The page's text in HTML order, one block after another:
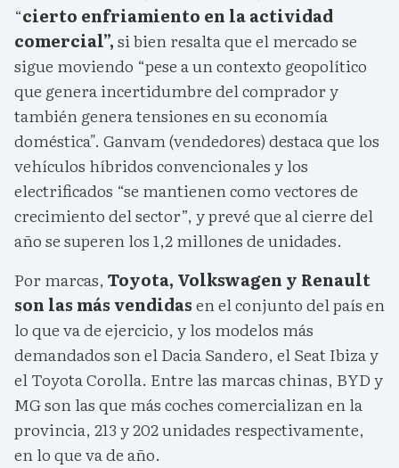
“cierto enfriamiento en la actividad
comercial”,si bien resalta que el mercado se
sigue moviendo “pese a un contexto geopolítico
que genera incertidumbre del comprador y
también genera tensiones en su economía
doméstica". Ganvam (vendedores) destaca que los
vehículos híbridos convencionales y los
electrificados “se mantienen como vectores de
crecimiento del sector”, y prevé que al cierre del
año se superen los 1,2 millones de unidades.
Por marcas, Toyota, Volkswagen y Renault
son las más vendidasen el conjunto del país en
lo que va de ejercicio, y los modelos más
demandados son el Dacia Sandero, el Seat Ibiza y
el Toyota Corolla. Entre las marcas chinas, BYD y
MG son las que más coches comercializan en la
provincia, 213 y 202 unidades respectivamente,
en lo que va de año.